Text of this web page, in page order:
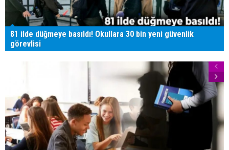
81 ilde düğmeye basıldı! Okullara 30 bin yeni güvenlik
görevlisi